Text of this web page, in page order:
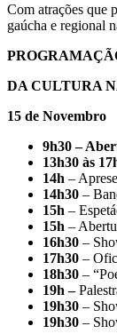
Com atrações que
gaúcha e regional
DA CULTURA
15 de Novembro
9h30 –
13h30 às
14h –
14h30 –
15h –
15h –
16h30 –
17h30 –
18h30 –
19h –
19h30 –
19h30 –